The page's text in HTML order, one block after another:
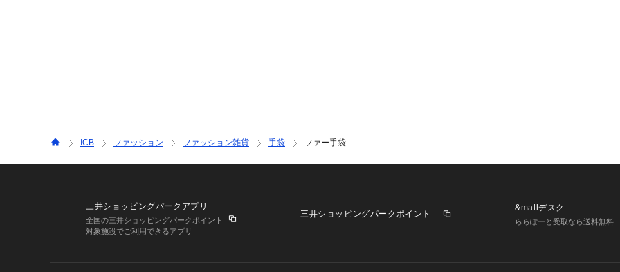
ICB ファッション ファッション雑貨 手袋 ファー手袋
三井ショッピングパークアプリ
全国の三井ショッピングパークポイント
対象施設でご利用できるアプリ
三井ショッピングパークポイント
&mallデスク
ららぽーと受取なら送料無料